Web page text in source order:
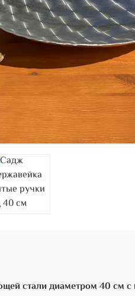
стали диаметром 40 см